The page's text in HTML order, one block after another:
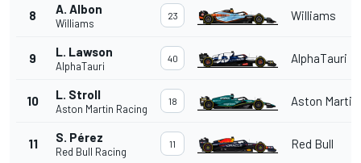
8 A. Albon
Williams
23 Williams
9 L. Lawson
AlphaTauri
40 AlphaTauri
10 L. Stroll
Aston Martin Racing
18 Aston Martin
11 S. Pérez
Red Bull Racing
11 Red Bull